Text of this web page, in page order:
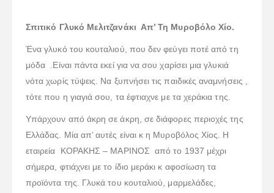
Σπιτικό Γλυκό Μελιτζανάκι Απ’ Τη Μυροβόλο Χίο.
Ένα γλυκό του κουταλιού, που δεν φεύγει ποτέ από τη
μόδα .Είναι πάντα εκεί για να σου χαρίσει μια γλυκιά
νότα χωρίς τύψεις. Να ξυπνήσει τις παιδικές αναμνήσεις ,
τότε που η γιαγιά σου, τα έφτιαχνε με τα χεράκια της.
Υπάρχουν από άκρη σε άκρη, σε διάφορες περιοχές της
Ελλάδας. Μία απ’ αυτές είναι κ η Μυροβόλος Χίος. Η
εταιρεία ΚΟΡΑΚΗΣ – ΜΑΡΙΝΟΣ από το 1937 μέχρι
σήμερα, φτιάχνει με το ίδιο μεράκι κ αφοσίωση τα
προϊόντα της. Γλυκά του κουταλιού, μαρμελάδες,